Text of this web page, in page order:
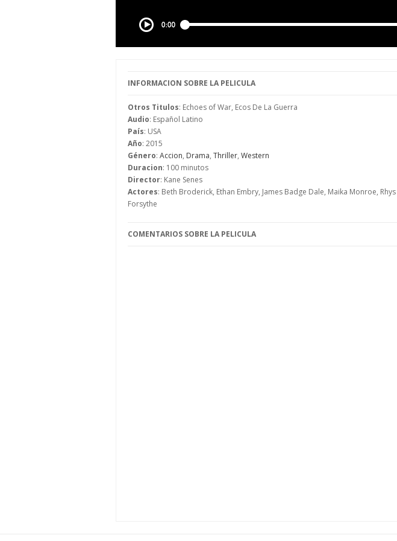
INFORMACION SOBRE LA PELICULA
Otros Titulos: Echoes of War, Ecos De La Guerra
Audio: Español Latino
País: USA
Año: 2015
Género: Accion, Drama, Thriller, Western
Duracion: 100 minutos
Director: Kane Senes
Actores: Beth Broderick, Ethan Embry, James Badge Dale, Maika Monroe,
Forsythe
COMENTARIOS SOBRE LA PELICULA